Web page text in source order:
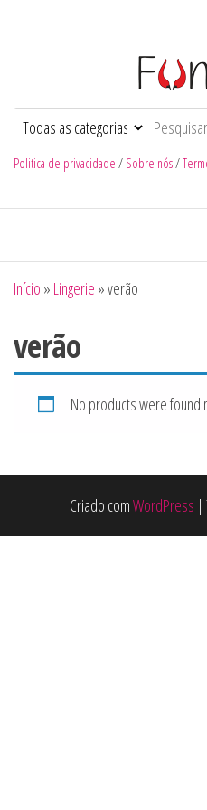
Funn
Politica de privacidade / Sobre nós/
Início » Lingerie »verão
verão
No products were found
Criado comWordPress |